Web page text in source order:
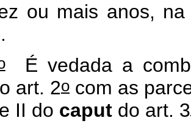
ou mais anos,
É vedada a
art. 2o com as
II do caput do art. 3